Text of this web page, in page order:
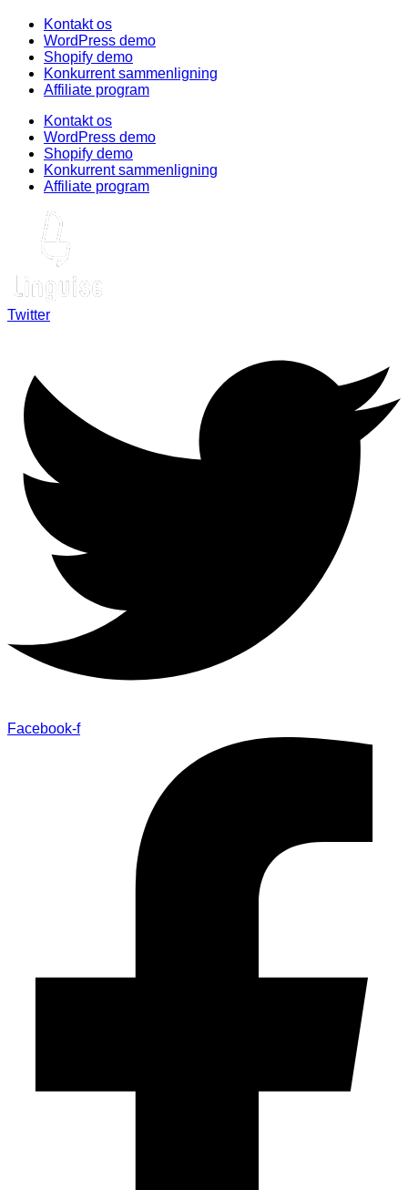
Kontakt os
WordPress demo
Shopify demo
Konkurrent sammenligning
Affiliate program
Kontakt os
WordPress demo
Shopify demo
Konkurrent sammenligning
Affiliate program
Twitter
Facebook-f